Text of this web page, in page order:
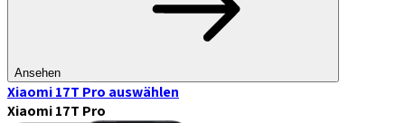
Ansehen
Xiaomi 17T Pro auswählen
Xiaomi 17T Pro